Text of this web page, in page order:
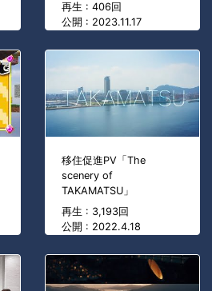
再生 : 406回
公開 : 2023.11.17
移住促進PV「The
scenery of
TAKAMATSU」
再生 : 3,193回
公開 : 2022.4.18